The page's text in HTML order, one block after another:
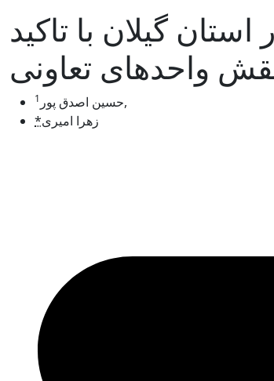
گیلان با تاکید
واحدهای تعاونی
حسین اصدق پور 1
,
زهرا امیری*